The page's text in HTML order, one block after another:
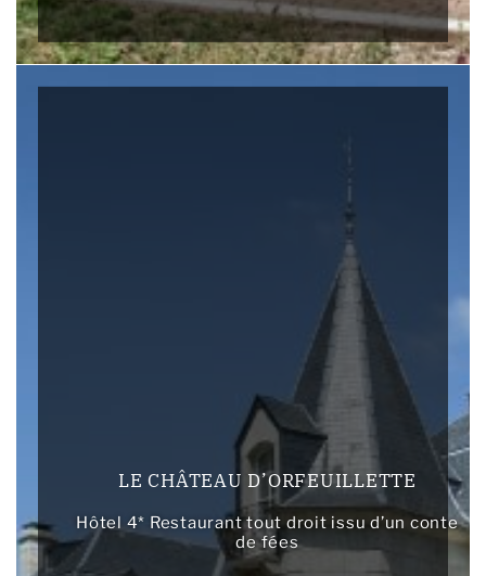
LE CHÂTEAU D’ORFEUILLETTE
Hôtel 4* Restaurant tout droit issu d’un conte
de fées